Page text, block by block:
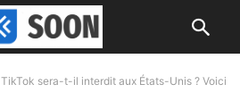
TikTok sera-t-il interdit aux États-Unis ? Voici